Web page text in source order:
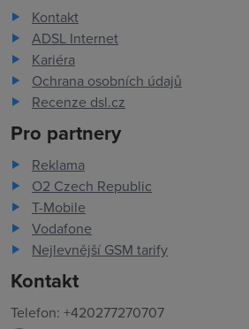
Kontakt
ADSL Internet
Kariéra
Ochrana osobních údajů
Recenze dsl.cz
Pro partnery
Reklama
O2 Czech Republic
T-Mobile
Vodafone
Nejlevnější GSM tarify
Kontakt
Telefon: +420277270707